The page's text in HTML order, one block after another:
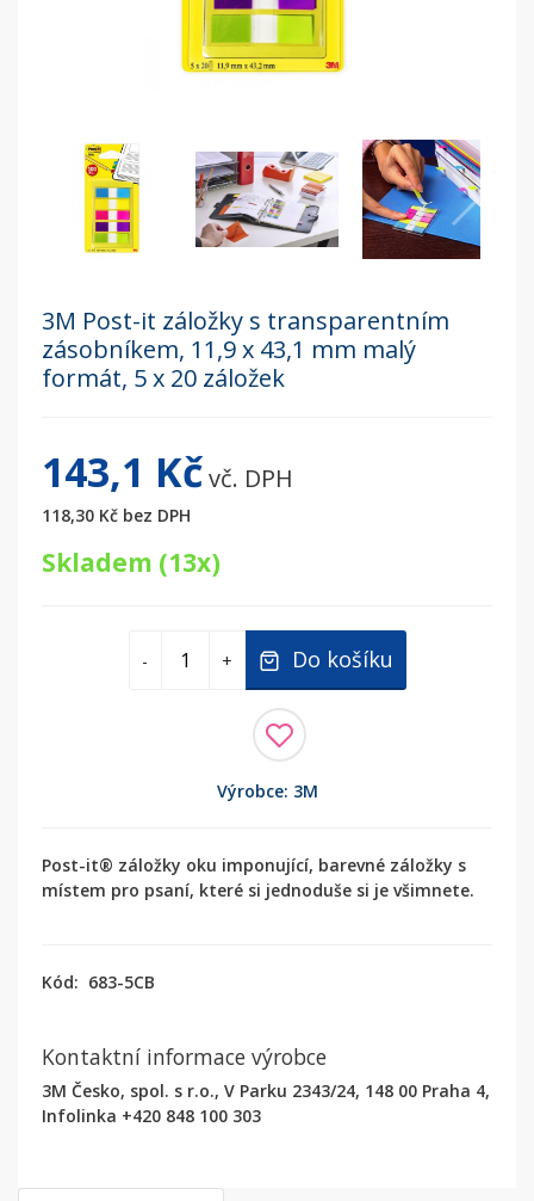
3M Post-it záložky s transparentním
zásobníkem, 11,9 x 43,1 mm malý
formát, 5 x 20 záložek
143,1 Kčvč. DPH
118,30 Kč bez DPH
Skladem (13x)
- + Do košíku
Výrobce: 3M
Post-it® záložky oku imponující, barevné záložky s
místem pro psaní, které si jednoduše si je všimnete.
Kód: 683-5CB
Kontaktní informace výrobce
3M Česko, spol. s r.o., V Parku 2343/24, 148 00 Praha 4,
Infolinka +420 848 100 303